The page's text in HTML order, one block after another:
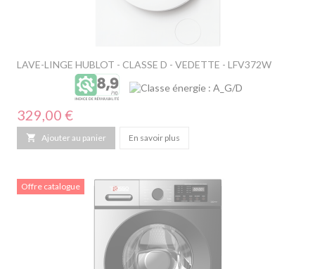
LAVE-LINGE HUBLOT - CLASSE D - VEDETTE - LFV372W
Prix
329,00 €
 Ajouter au panier En savoir plus
Offre catalogue